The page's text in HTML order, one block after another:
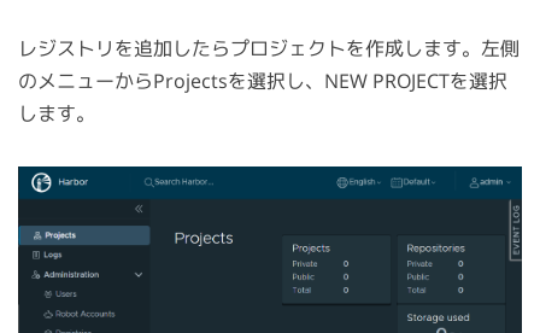
レジストリを追加したらプロジェクトを作成します。左側
のメニューからProjectsを選択し、NEW PROJECTを選択
します。